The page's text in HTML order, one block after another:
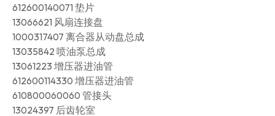
612600140071 垫片
13066621 风扇连接盘
1000317407 离合器从动盘总成
13035842 喷油泵总成
13061223 增压器进油管
612600114330 增压器进油管
610800060060 管接头
13024397 后齿轮室